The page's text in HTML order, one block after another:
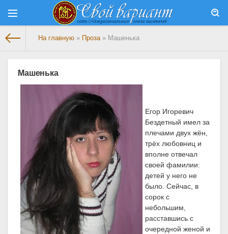
На главную » Проза» Машенька
Машенька
Егор Игоревич
Бездетный имел за
плечами двух жён,
трёх любовниц и
вполне отвечал
своей фамилии:
детей у него не
было. Сейчас, в
сорок с
небольшим,
расставшись с
очередной женой и